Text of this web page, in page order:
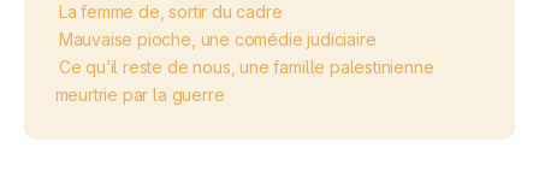
La femme de, sortir du cadre
Mauvaise pioche, une comédie judiciaire
Ce qu’il reste de nous, une famille palestinienne
meurtrie par la guerre